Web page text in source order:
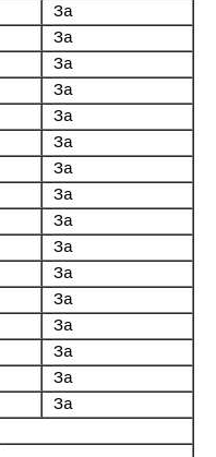
За
За
За
За
За
За
За
За
За
За
За
За
За
За
За
За